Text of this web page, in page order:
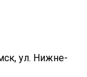
ул. Нижне-